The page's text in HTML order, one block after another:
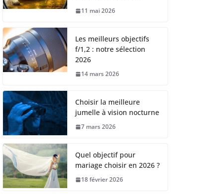
11 mai 2026
Les meilleurs objectifs
f/1,2 : notre sélection
2026
14 mars 2026
Choisir la meilleure
jumelle à vision nocturne
7 mars 2026
Quel objectif pour
mariage choisir en 2026 ?
18 février 2026